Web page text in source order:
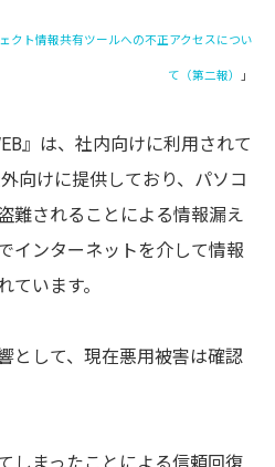
クト情報共有ツールへの不正アクセスについ
て（第二報） 」
』は、社内向けに利用されて
向けに提供しており、パソコ
難されることによる情報漏え
インターネットを介して情報
ています。
として、現在悪用被害は確認